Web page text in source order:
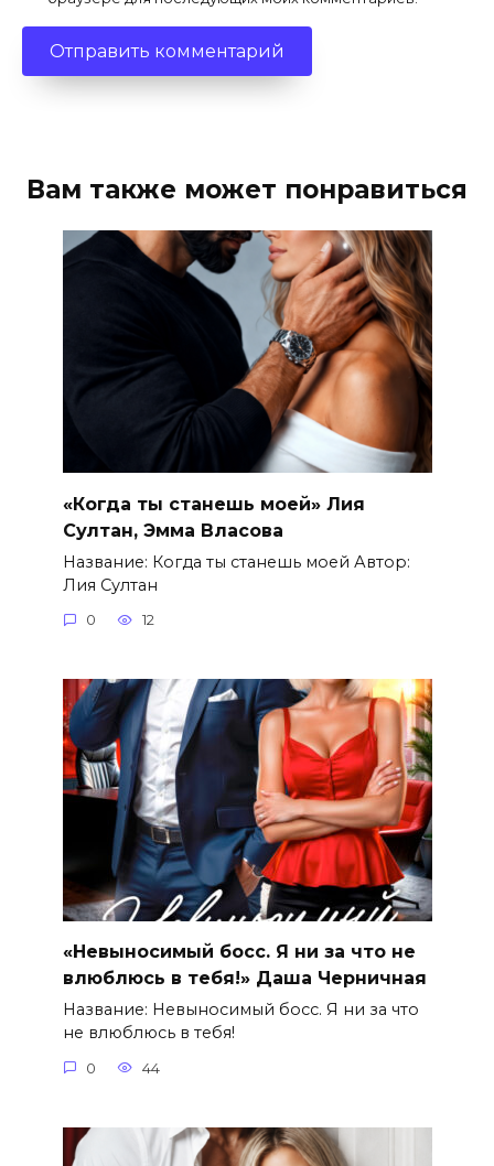
Вам также может понравиться
«Когда ты станешь моей» Лия
Султан, Эмма Власова
Название: Когда ты станешь моей Автор:
Лия Султан
0 12
«Невыносимый босс. Я ни за что не
влюблюсь в тебя!» Даша Черничная
Название: Невыносимый босс. Я ни за что
не влюблюсь в тебя!
0 44